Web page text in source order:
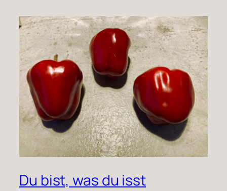
Du bist, was du isst